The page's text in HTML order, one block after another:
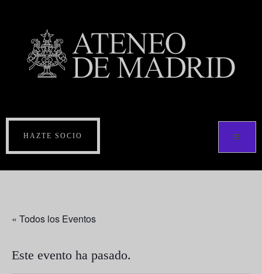
HAZTE SOCIO
« Todos los Eventos
Este evento ha pasado.